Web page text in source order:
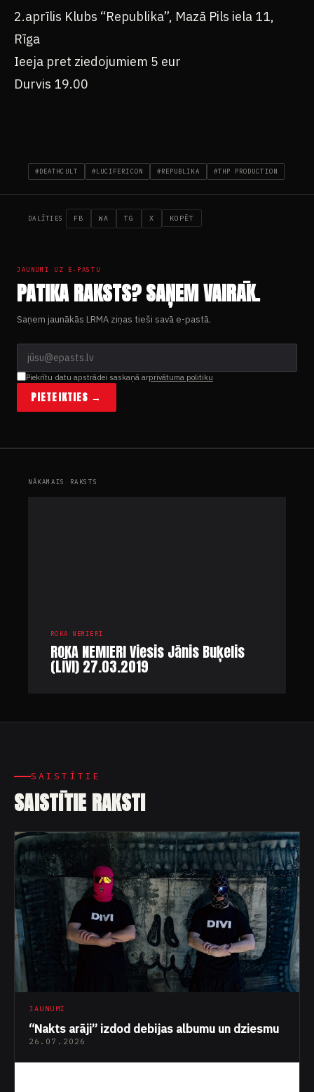
2.aprīlis Klubs “Republika”, Mazā Pils iela 11,
Rīga
Ieeja pret ziedojumiem 5 eur
Durvis 19.00
#DEATHCULT #LUCIFERICON #REPUBLIKA #THP PRODUCTION
DALĪTIES FB WA TG X KOPĒT
JAUNUMI UZ E-PASTU
PATIKA RAKSTS? SAŅEM VAIRĀK.
Saņem jaunākās LRMA ziņas tieši savā e-pastā.
Piekrītu datu apstrādei saskaņā arprivātuma politiku
PIETEIKTIES →
NĀKAMAIS RAKSTS
ROKA NEMIERI
ROKA NEMIERI Viesis Jānis Buķelis
(LĪVI) 27.03.2019
SAISTĪTIE
SAISTĪTIE RAKSTI
JAUNUMI
“Nakts arāji” izdod debijas albumu un dziesmu
26.07.2026